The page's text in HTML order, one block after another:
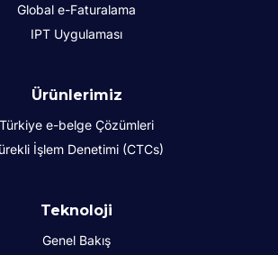
Global e-Faturalama
IPT Uygulaması
Ürünlerimiz
Türkiye e-belge Çözümleri
İşlem Denetimi (CTCs)
Teknoloji
Genel Bakış